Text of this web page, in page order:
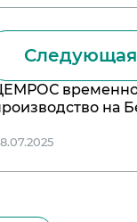
Следующая
временно
на